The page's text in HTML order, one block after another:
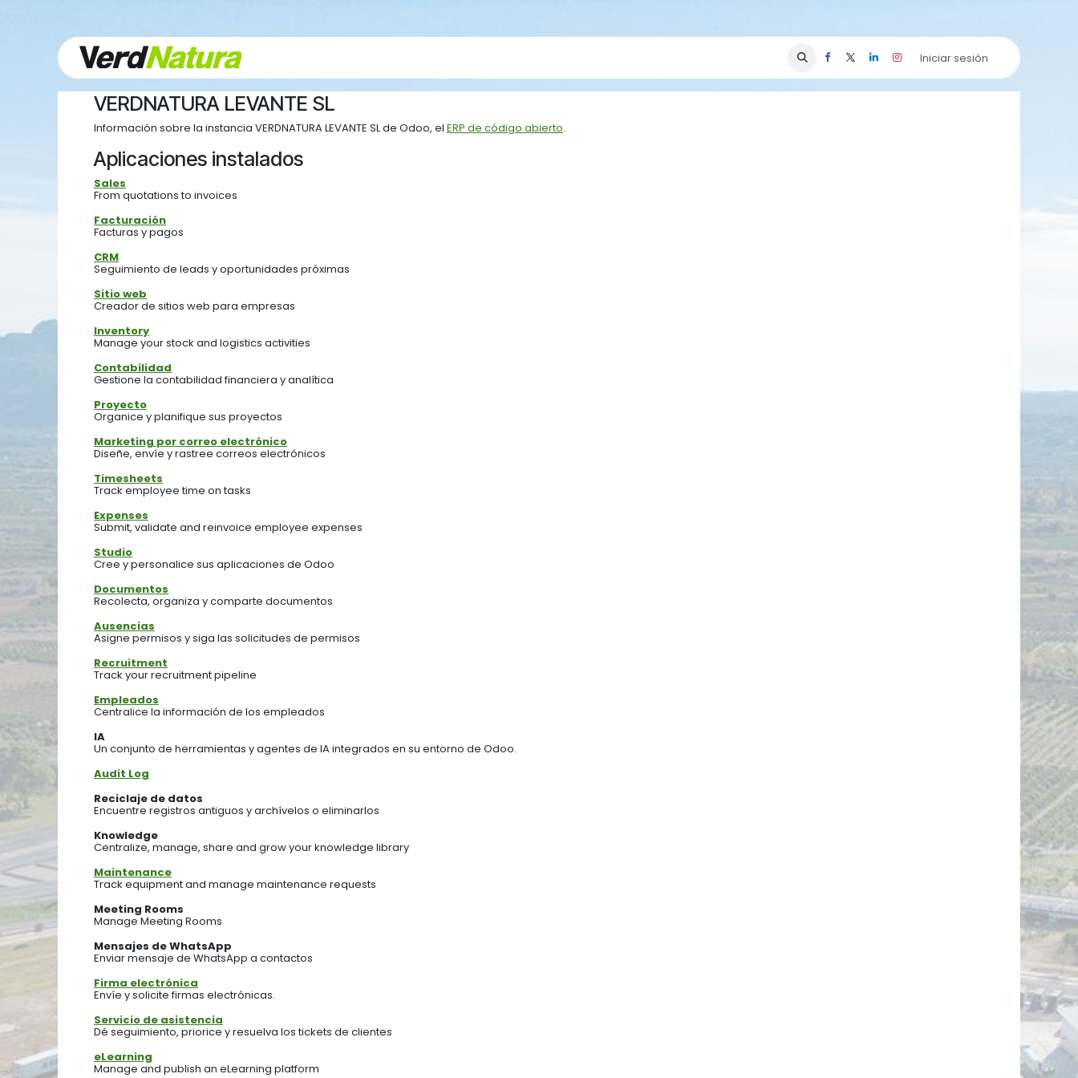
Iniciar sesión
VERDNATURA LEVANTE SL
Información sobre la instancia VERDNATURA LEVANTE SL de Odoo, el ERP de código abierto.
Aplicaciones instalados
Sales
From quotations to invoices
Facturación
Facturas y pagos
CRM
Seguimiento de leads y oportunidades próximas
Sitio web
Creador de sitios web para empresas
Inventory
Manage your stock and logistics activities
Contabilidad
Gestione la contabilidad financiera y analítica
Proyecto
Organice y planifique sus proyectos
Marketing por correo electrónico
Diseñe, envíe y rastree correos electrónicos
Timesheets
Track employee time on tasks
Expenses
Submit, validate and reinvoice employee expenses
Studio
Cree y personalice sus aplicaciones de Odoo
Documentos
Recolecta, organiza y comparte documentos
Ausencias
Asigne permisos y siga las solicitudes de permisos
Recruitment
Track your recruitment pipeline
Empleados
Centralice la información de los empleados
IA
Un conjunto de herramientas y agentes de IA integrados en su entorno de Odoo.
Audit Log
Reciclaje de datos
Encuentre registros antiguos y archívelos o eliminarlos
Knowledge
Centralize, manage, share and grow your knowledge library
Maintenance
Track equipment and manage maintenance requests
Meeting Rooms
Manage Meeting Rooms
Mensajes de WhatsApp
Enviar mensaje de WhatsApp a contactos
Firma electrónica
Envíe y solicite firmas electrónicas.
Servicio de asistencia
Dé seguimiento, priorice y resuelva los tickets de clientes
eLearning
Manage and publish an eLearning platform